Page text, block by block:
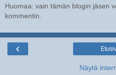
Huomaa: vain tämän blogin jäsen
kommentin.
‹
Näytä